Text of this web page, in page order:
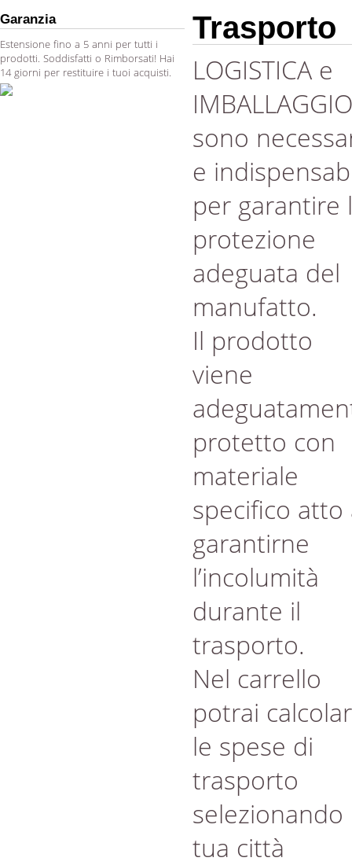
Garanzia
Estensione fino a 5 anni per tutti i
prodotti. Soddisfatti o Rimborsati! Hai
14 giorni per restituire i tuoi acquisti.
Trasporto
LOGISTICA e
IMBALLAGGIO
sono
e
per garantire
protezione
adeguata del
manufatto.
Il prodotto
viene
protetto con
materiale
specifico atto
garantirne
l’incolumità
durante il
trasporto.
Nel carrello
potrai
le spese di
trasporto
selezionando
tua città